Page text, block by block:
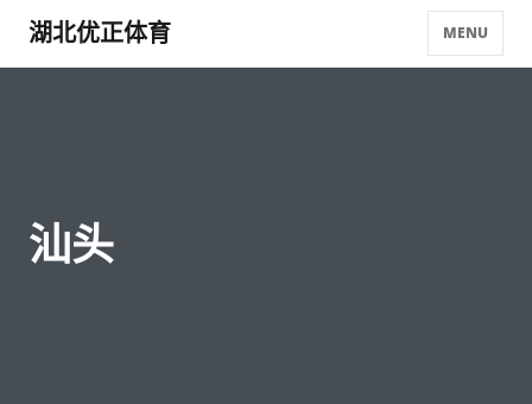
湖北优正体育 MENU
汕头